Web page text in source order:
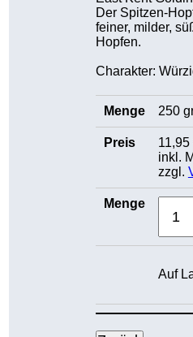
Der Spitzen-
feiner, milder,
Hopfen.
Charakter:
250
11,95
inkl.
zzgl.
Auf